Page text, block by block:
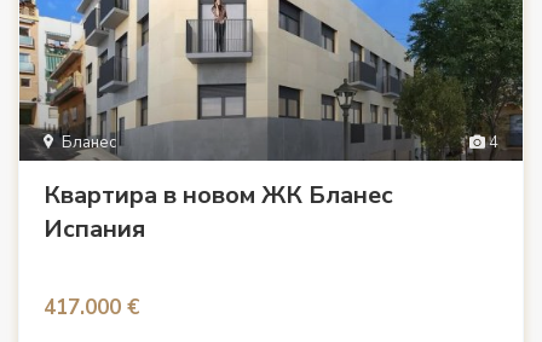
4
Бланес
Квартира в новом ЖК Бланес
Испания
417.000 €